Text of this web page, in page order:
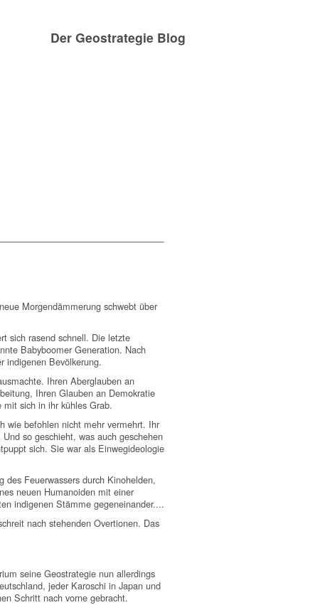
Der Geostrategie Blog
Morgendämmerung schwebt über
sich rasend schnell. Die letzte
Babyboomer Generation. Nach
indigenen Bevölkerung.
Ihren Aberglauben an
Ihren Glauben an Demokratie
sich in ihr kühles Grab.
wie befohlen nicht mehr vermehrt. Ihr
so geschieht, was auch geschehen
sich. Sie war als Einwegideologie
Feuerwassers durch Kinohelden,
neuen Humanoiden mit einer
indigenen Stämme gegeneinander....
nach stehenden Overtionen. Das
seine Geostrategie nun allerdings
jeder Karoschi in Japan und
Schritt nach vorne gebracht.